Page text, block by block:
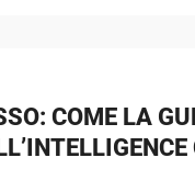
COME LA